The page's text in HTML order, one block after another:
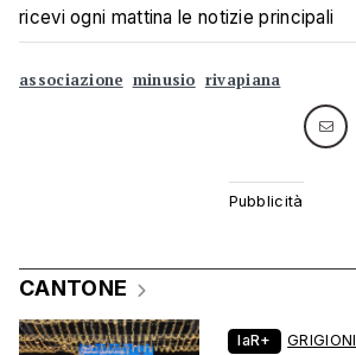
ricevi ogni mattina le notizie principali
associazione minusio rivapiana
CANTONE
laR+ GRIGIONI